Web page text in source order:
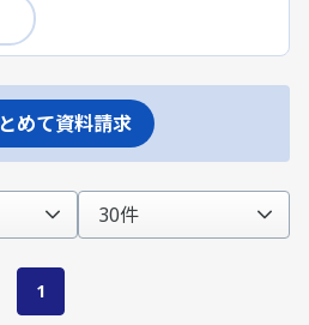
めて資料請求
1